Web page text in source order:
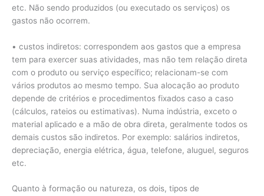
etc. Não sendo produzidos (ou executado os serviços) os
gastos não ocorrem.
• custos indiretos: correspondem aos gastos que a empresa
tem para exercer suas atividades, mas não tem relação direta
com o produto ou serviço específico; relacionam-se com
vários produtos ao mesmo tempo. Sua alocação ao produto
depende de critérios e procedimentos fixados caso a caso
(cálculos, rateios ou estimativas). Numa indústria, exceto o
material aplicado e a mão de obra direta, geralmente todos os
demais custos são indiretos. Por exemplo: salários indiretos,
depreciação, energia elétrica, água, telefone, aluguel, seguros
etc.
Quanto à formação ou natureza, os dois, tipos de